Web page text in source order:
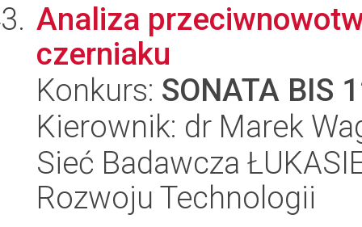
Analiza
czerniaku
Konkurs: SONATA BIS
Kierownik: dr Marek
Sieć Badawcza
Rozwoju Technologii